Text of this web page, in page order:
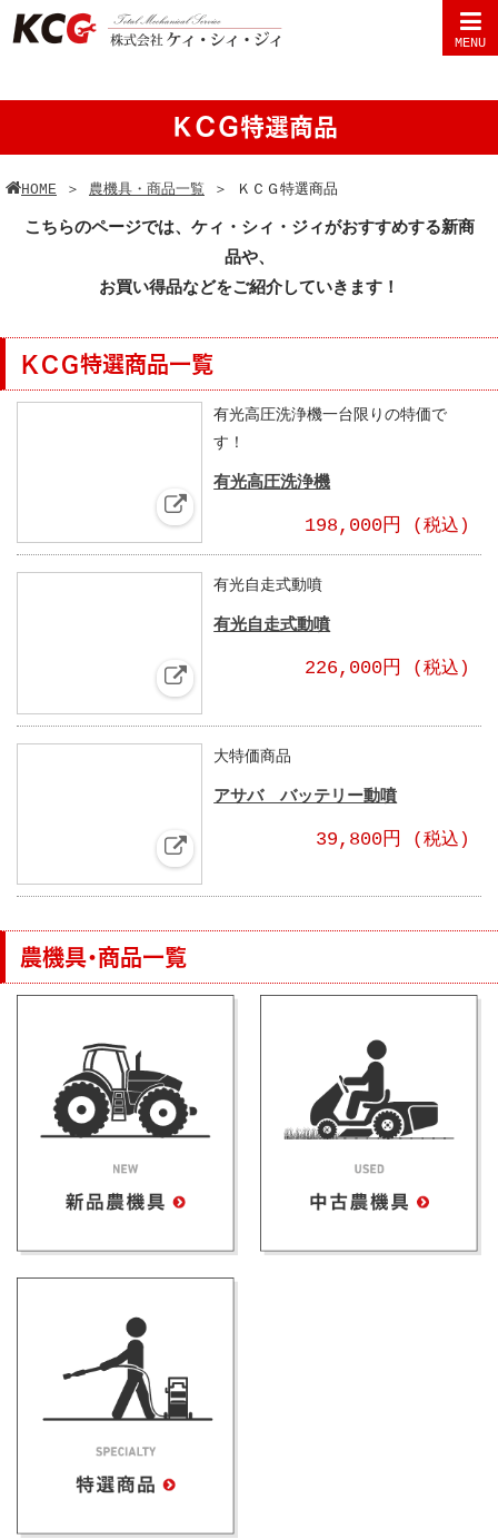
MENU
ＫＣＧ特選商品
HOME ＞ 農機具・商品一覧 ＞ ＫＣＧ特選商品
こちらのページでは、ケィ・シィ・ジィがおすすめする新商
品や、
お買い得品などをご紹介していきます！
ＫＣＧ特選商品一覧
有光高圧洗浄機一台限りの特価で
す！
有光高圧洗浄機
198,000円 (税込)
有光自走式動噴
有光自走式動噴
226,000円 (税込)
大特価商品
アサバ バッテリー動噴
39,800円 (税込)
農機具・商品一覧